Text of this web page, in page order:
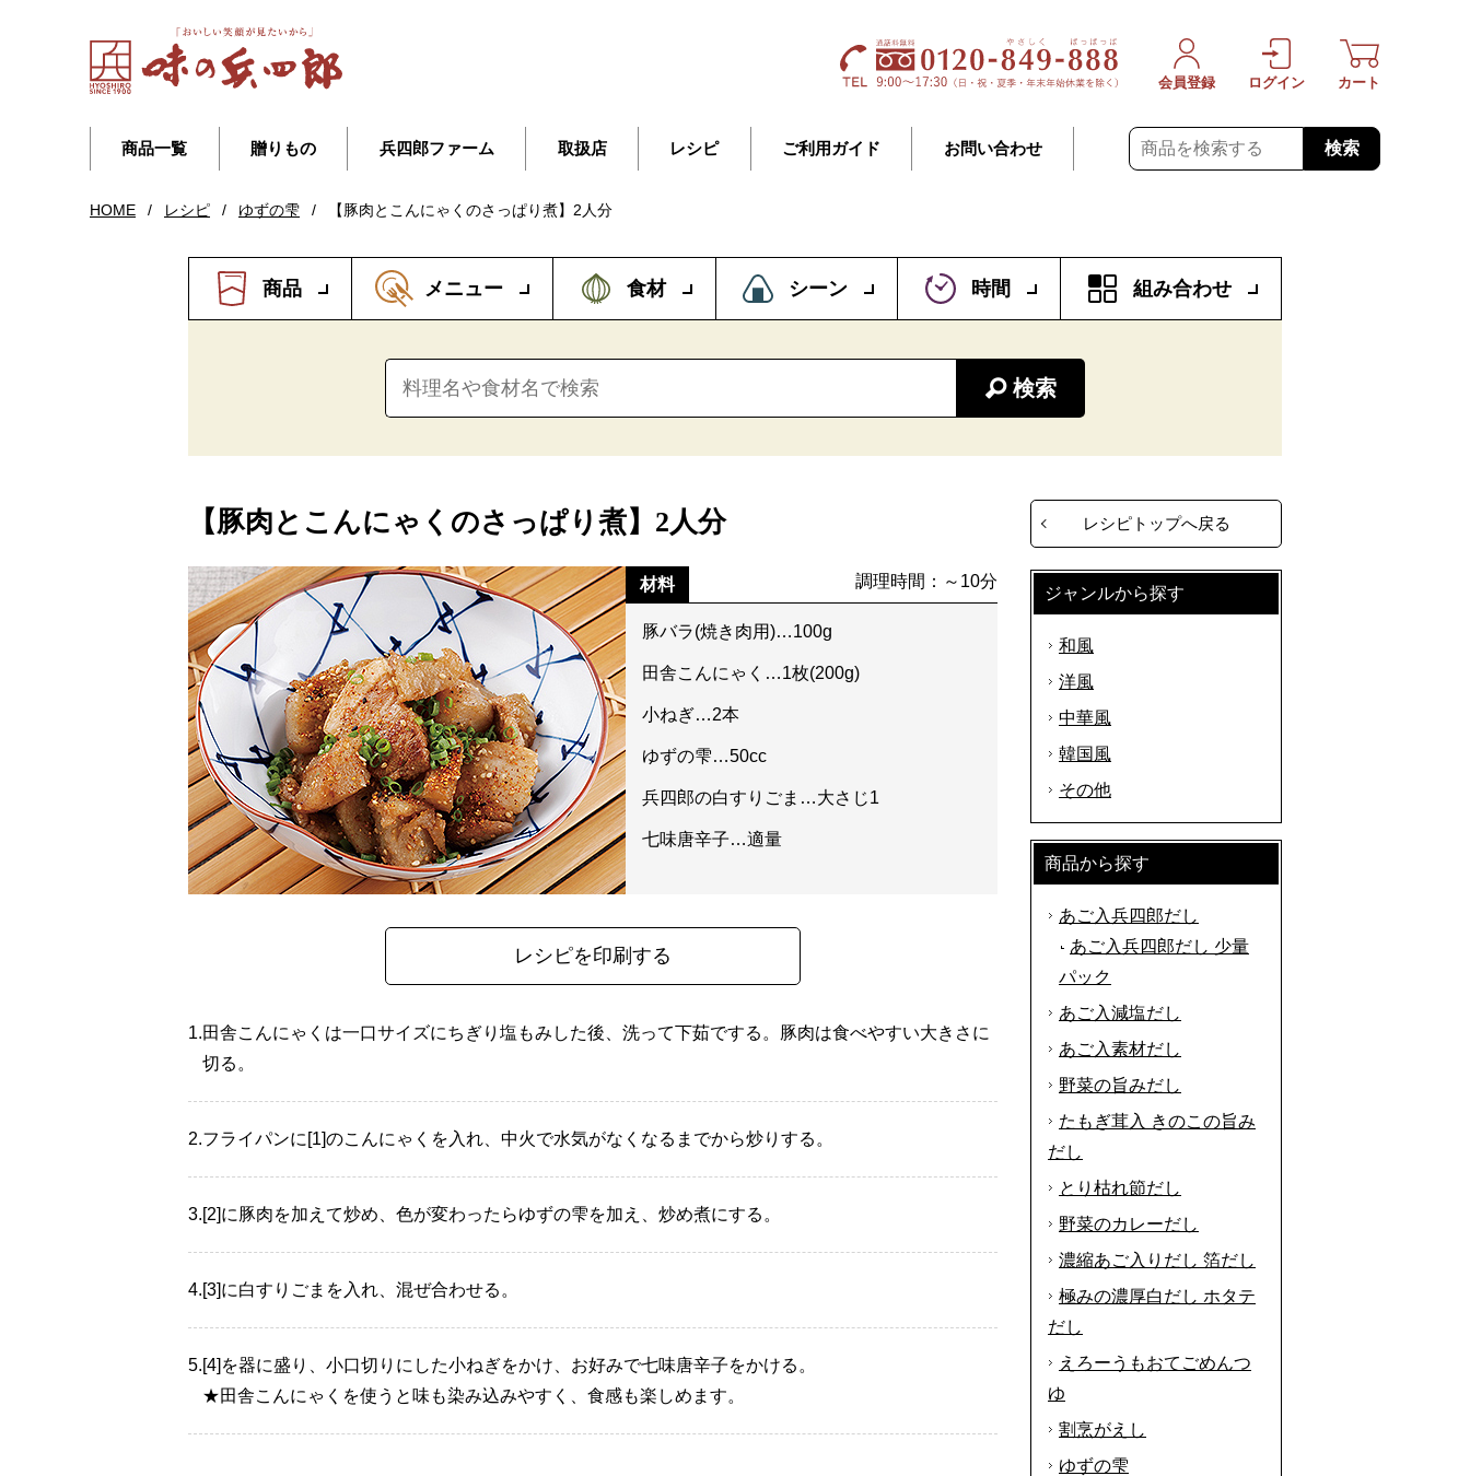
商品一覧 贈りもの 兵四郎ファーム 取扱店 レシピ ご利用ガイド お問い合わせ 検索
会員登録 ログイン カート
HOME / レシピ / ゆずの雫 / 【豚肉とこんにゃくのさっぱり煮】2人分
商品 メニュー 食材 シーン 時間 組み合わせ
検索
【豚肉とこんにゃくのさっぱり煮】2人分
材料 調理時間：～10分
豚バラ(焼き肉用)…100g
田舎こんにゃく…1枚(200g)
小ねぎ…2本
ゆずの雫…50cc
兵四郎の白すりごま…大さじ1
七味唐辛子…適量
レシピを印刷する
1.田舎こんにゃくは一口サイズにちぎり塩もみした後、洗って下茹でする。豚肉は食べやすい大きさに
切る。
2.フライパンに[1]のこんにゃくを入れ、中火で水気がなくなるまでから炒りする。
3.[2]に豚肉を加えて炒め、色が変わったらゆずの雫を加え、炒め煮にする。
4.[3]に白すりごまを入れ、混ぜ合わせる。
5.[4]を器に盛り、小口切りにした小ねぎをかけ、お好みで七味唐辛子をかける。
★田舎こんにゃくを使うと味も染み込みやすく、食感も楽しめます。
レシピトップへ戻る
ジャンルから探す
和風
洋風
中華風
韓国風
その他
商品から探す
あご入兵四郎だし
あご入兵四郎だし 少量
パック
あご入減塩だし
あご入素材だし
野菜の旨みだし
たもぎ茸入 きのこの旨み
だし
とり枯れ節だし
野菜のカレーだし
濃縮あご入りだし 箔だし
極みの濃厚白だし ホタテ
だし
えろーうもおてごめんつ
ゆ
割烹がえし
ゆずの雫